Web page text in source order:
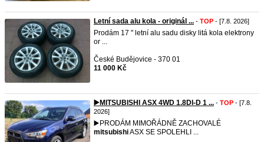
Letní sada alu kola - originál ... - TOP - [7.8. 2026]
Prodám 17 " letní alu sadu disky litá kola elektrony
or ...
České Budějovice - 370 01
11 000 Kč
▶️MITSUBISHI ASX 4WD 1.8DI-D 1 ... - TOP - [7.8.
2026]
▶️PRODÁM MIMOŘÁDNĚ ZACHOVALÉ
mitsubishiASX SE SPOLEHLI ...